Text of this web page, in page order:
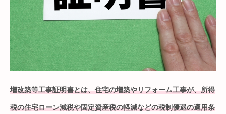
増改築等工事証明書とは、住宅の増築やリフォーム工事が、所得
税の住宅ローン減税や固定資産税の軽減などの税制優遇の適用条